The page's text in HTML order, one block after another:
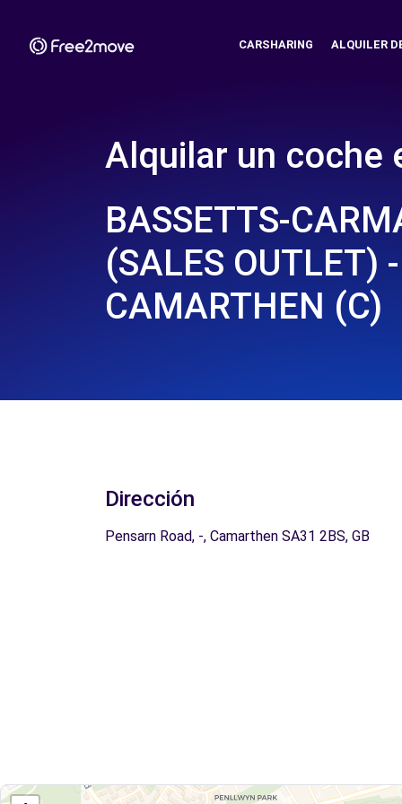
CARSHARING ALQUILER
Alquilar un coche
BASSETTS-
(SALES OUTLET) -
CAMARTHEN (C)
Dirección
Pensarn Road, -, Camarthen SA31 2BS, GB